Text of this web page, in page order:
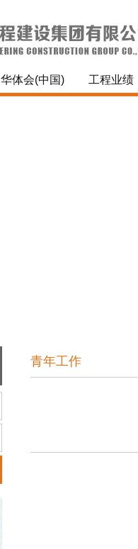
华体会(中国) 工程业绩
青年工作